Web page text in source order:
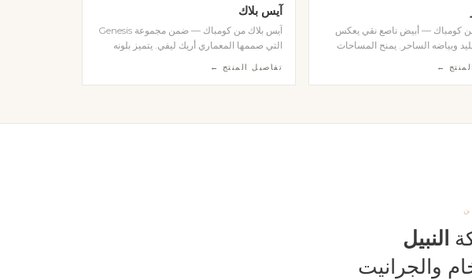
كومباك — أبيض ناصع نقي يعكس
وبياضه الساحر. يمنح المساحات
الأنيقة.
←
آيس بلاك
آيس بلاك من كومباك — ضمن مجموعة Genesis
التي صممها المعماري أريك ليفي. يتميز بلونه
التناقض بين الظلام والضوء في تصميم استثنائي.
تفاصيل المنتج ←
النبيل
والجرانيت